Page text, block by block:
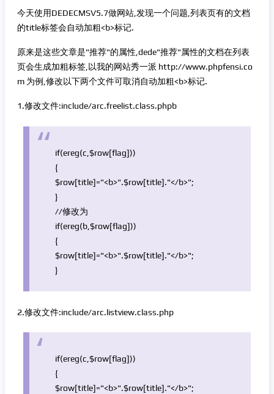
今天使用DEDECMSV5.7做网站,发现一个问题,列表页有的文档
的title标签会自动加粗<b>标记.
原来是这些文章是"推荐"的属性,dede"推荐"属性的文档在列表
页会生成加粗标签,以我的网站秀一派 http://www.phpfensi.co
m 为例,修改以下两个文件可取消自动加粗<b>标记.
1.修改文件:include/arc.freelist.class.phpb
if(ereg(c, $row[flag]))
{
$row[title]="<b>".$row[title]."</b>";
}
//修改为
if(ereg(b, $row[flag]))
{
$row[title]="<b>".$row[title]."</b>";
}
2.修改文件:include/arc.listview.class.php
if(ereg(c,$row[flag]))
{
$row[title]="<b>".$row[title]."</b>";